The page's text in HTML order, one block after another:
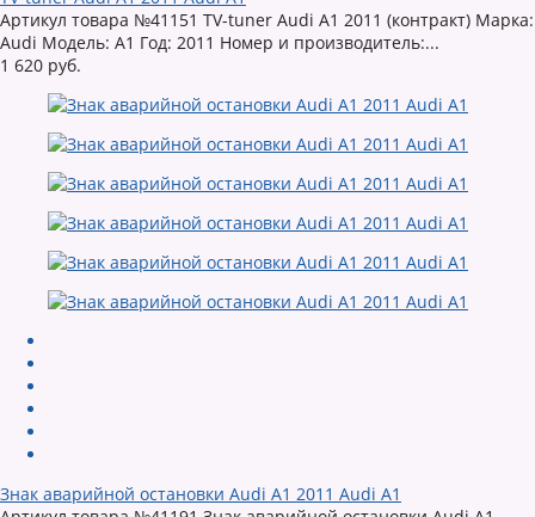
Артикул товара №41151 TV-tuner Audi A1 2011 (контракт) Марка:
Audi Модель: A1 Год: 2011 Номер и производитель:...
1 620 руб.
Знак аварийной остановки Audi A1 2011 Audi A1